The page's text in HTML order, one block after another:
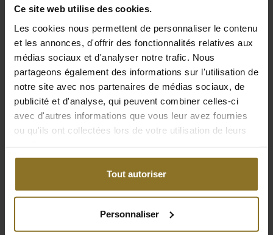
Ce site web utilise des cookies.
Les cookies nous permettent de personnaliser le contenu
et les annonces, d'offrir des fonctionnalités relatives aux
médias sociaux et d'analyser notre trafic. Nous
partageons également des informations sur l'utilisation de
notre site avec nos partenaires de médias sociaux, de
publicité et d'analyse, qui peuvent combiner celles-ci
avec d'autres informations que vous leur avez fournies
ou qu'ils ont collectées lors de votre utilisation de leurs
Tout autoriser
Personnaliser
durable garantit une expérience d'assise
élégante et confortable qui rehausse tout
environnement de jeu ou de travail.
Spécification
Couleur
Couleur Noir
Dimensions